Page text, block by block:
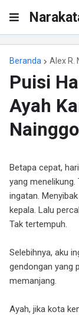
Beranda Alex R.
Puisi
Ayah
Betapa cepat,
yang
ingatan.
kepala. Lalu
Tak tertempuh.
Selebihnya, aku
gendongan yang
memanjang.
Ayah, jika kota